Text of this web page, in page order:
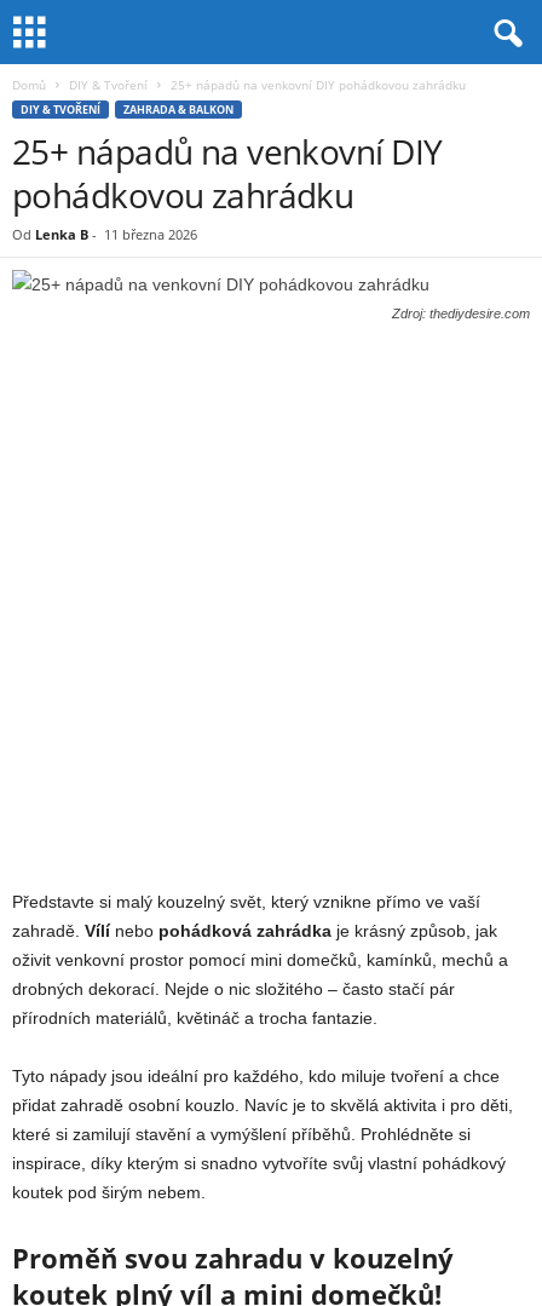
Domů DIY & Tvoření 25+ nápadů na venkovní DIY pohádkovou zahrádku
DIY & TVOŘENÍ ZAHRADA & BALKON
25+ nápadů na venkovní DIY
pohádkovou zahrádku
Od Lenka B - 11 března 2026
Zdroj: thediydesire.com
Představte si malý kouzelný svět, který vznikne přímo ve vaší
zahradě. Vílí nebo pohádková zahrádka je krásný způsob, jak
oživit venkovní prostor pomocí mini domečků, kamínků, mechů a
drobných dekorací. Nejde o nic složitého – často stačí pár
přírodních materiálů, květináč a trocha fantazie.
Tyto nápady jsou ideální pro každého, kdo miluje tvoření a chce
přidat zahradě osobní kouzlo. Navíc je to skvělá aktivita i pro děti,
které si zamilují stavění a vymýšlení příběhů. Prohlédněte si
inspirace, díky kterým si snadno vytvoříte svůj vlastní pohádkový
koutek pod širým nebem.
Proměň svou zahradu v kouzelný
koutek plný víl a mini domečků!